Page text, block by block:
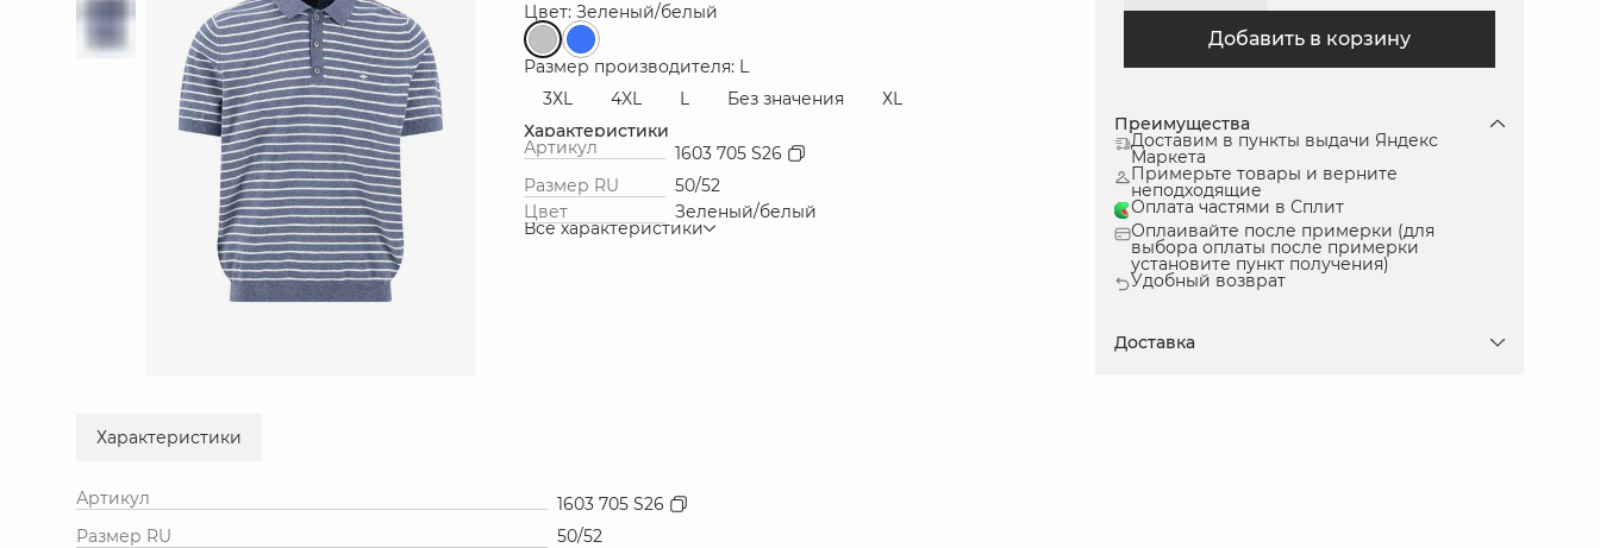
Цвет: Зеленый/белый
Размер производителя: L
3ХL
4XL L Без значения
ХL
Характеристики
Артикул
1603 705 S26
Размер RU
50/52
Цвет
Зеленый/белый
Все характеристики
Добавить в корзину
Преимущества
Доставим в пункты выдачи Яндекс
Маркета
Примерьте товары и верните
неподходящие
Оплата частями в Сплит
Оплаивайте после примерки (для
выбора оплаты после примерки
установите пункт получения)
Удобный возврат
Доставка
Характеристики
Артикул
1603 705 S26
Размер RU
50/52